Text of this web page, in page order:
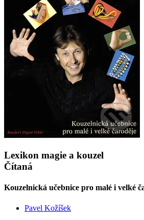
Lexikon magie a kouzel
Čítaná
Kouzelnická učebnice pro malé i velké
Pavel Kožíšek